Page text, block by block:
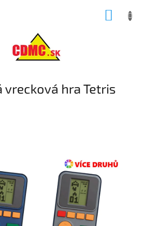
vrecková hra Tetris